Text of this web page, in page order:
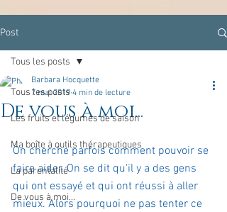
Post
Tous les posts
Les fruits et légumes de saison
Ma boîte à outils thérapeutiques
La parentalité
De vous à moi...
Tous les posts
De vous à moi...
Barbara Hocquette
7 mai 2019 4 min de lecture
On cherche parfois comment pouvoir se
faire aider. On se dit qu'il y a des gens
qui ont essayé et qui ont réussi à aller
mieux. Alors pourquoi ne pas tenter ce